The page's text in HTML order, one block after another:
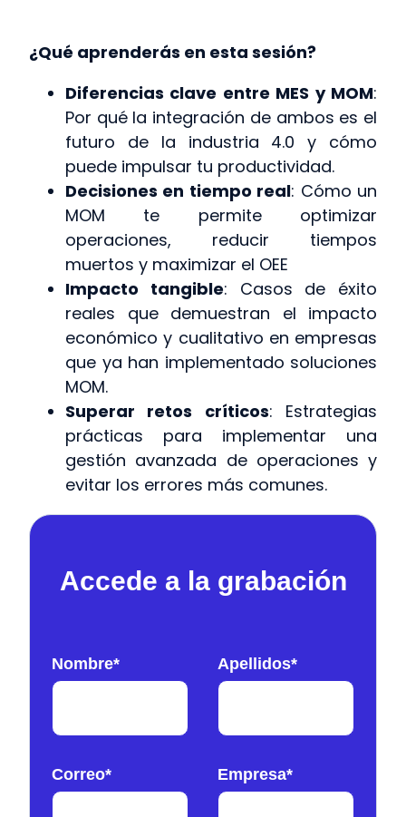
¿Qué aprenderás en esta sesión?
Diferencias clave entre MES y MOM:
Por qué la integración de ambos es el
futuro de la industria 4.0 y cómo
puede impulsar tu productividad.
Decisiones en tiempo real: Cómo un
MOM te permite optimizar
operaciones, reducir tiempos
muertos y maximizar el OEE
Impacto tangible: Casos de éxito
reales que demuestran el impacto
económico y cualitativo en empresas
que ya han implementado soluciones
MOM.
Superar retos críticos: Estrategias
prácticas para implementar una
gestión avanzada de operaciones y
evitar los errores más comunes.
Accede a la grabación
Nombre* Apellidos*
Correo* Empresa*